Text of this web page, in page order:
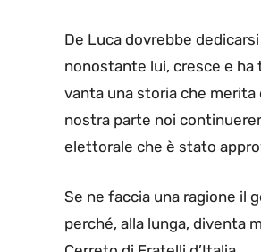
De Luca dovrebbe
nonostante lui, cresce e
vanta una storia che merita
nostra parte noi
elettorale che è stato
Se ne faccia una ragione il
perché, alla lunga, diventa